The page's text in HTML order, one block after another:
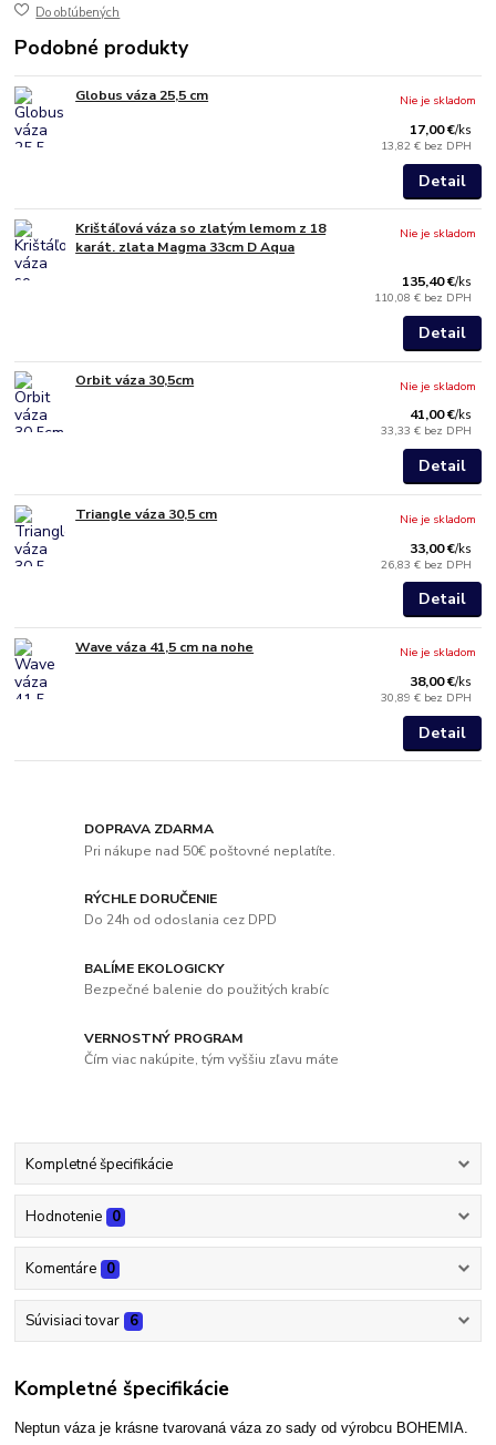
Do obľúbených
Podobné produkty
Globus váza 25,5 cm
17,00 €/ks
13,82 € bez DPH
Nie je skladom
Detail
Krištáľová váza so zlatým lemom z 18
karát. zlata Magma 33cm D Aqua
135,40 €/ks
110,08 € bez DPH
Nie je skladom
Detail
Orbit váza 30,5cm
41,00 €/ks
33,33 € bez DPH
Nie je skladom
Detail
Triangle váza 30,5 cm
33,00 €/ks
26,83 € bez DPH
Nie je skladom
Detail
Wave váza 41,5 cm na nohe
38,00 €/ks
30,89 € bez DPH
Nie je skladom
Detail
DOPRAVA ZDARMA
Pri nákupe nad 50€ poštovné neplatíte.
RÝCHLE DORUČENIE
Do 24h od odoslania cez DPD
BALÍME EKOLOGICKY
Bezpečné balenie do použitých krabíc
VERNOSTNÝ PROGRAM
Čím viac nakúpite, tým vyššiu zľavu máte
Kompletné špecifikácie
Hodnotenie 0
Komentáre 0
Súvisiaci tovar 6
Kompletné špecifikácie
Neptun váza je krásne tvarovaná váza zo sady od výrobcu BOHEMIA.